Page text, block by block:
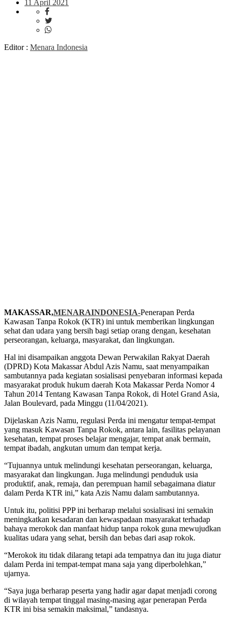
11 April 2021
Editor : Menara Indonesia
MAKASSAR,MENARAINDONESIA-Penerapan Perda
Kawasan Tanpa Rokok (KTR) ini untuk memberikan lingkungan
sehat dan udara yang bersih bagi setiap orang dengan, kesehatan
perseorangan, keluarga, masyarakat, dan lingkungan.
Hal ini disampaikan anggota Dewan Perwakilan Rakyat Daerah
(DPRD) Kota Makassar Abdul Azis Namu, saat menyampaikan
sambutannya pada kegiatan sosialisasi penyebaran informasi kepada
masyarakat produk hukum daerah Kota Makassar Perda Nomor 4
Tahun 2014 Tentang Kawasan Tanpa Rokok, di Hotel Grand Asia,
Jalan Boulevard, pada Minggu (11/04/2021).
Dijelaskan Azis Namu, regulasi Perda ini mengatur tempat-tempat
yang masuk Kawasan Tanpa Rokok, antara lain, fasilitas pelayanan
kesehatan, tempat proses belajar mengajar, tempat anak bermain,
tempat ibadah, angkutan umum dan tempat kerja.
“Tujuannya untuk melindungi kesehatan perseorangan, keluarga,
masyarakat dan lingkungan. Juga melindungi penduduk usia
produktif, anak, remaja, dan perempuan hamil sebagaimana diatur
dalam Perda KTR ini,” kata Azis Namu dalam sambutannya.
Untuk itu, politisi PPP ini berharap melalui sosialisasi ini semakin
meningkatkan kesadaran dan kewaspadaan masyarakat terhadap
bahaya merokok dan manfaat hidup tanpa rokok guna mewujudkan
kualitas udara yang sehat, bersih dan bebas dari asap rokok.
“Merokok itu tidak dilarang tetapi ada tempatnya dan itu juga diatur
dalam Perda ini tempat-tempat mana saja yang diperbolehkan,”
ujarnya.
“Saya juga berharap peserta yang hadir agar dapat menjadi corong
di wilayah tempat tinggal masing-masing agar penerapan Perda
KTR ini bisa semakin maksimal,” tandasnya.